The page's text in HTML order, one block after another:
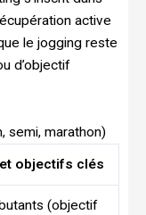
active
le jogging reste
d’objectif
semi, marathon)
objectifs clés
(objectif